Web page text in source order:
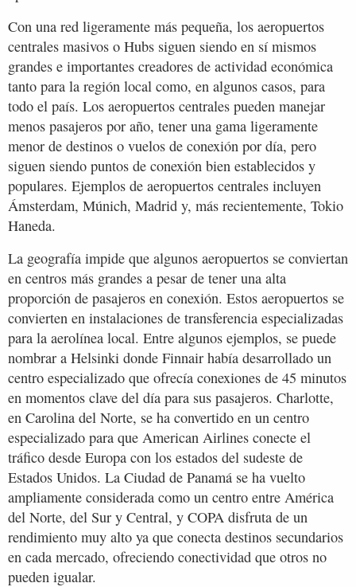
Con una red ligeramente más pequeña, los aeropuertos
centrales masivos o Hubs siguen siendo en sí mismos
grandes e importantes creadores de actividad económica
tanto para la región local como, en algunos casos, para
todo el país. Los aeropuertos centrales pueden manejar
menos pasajeros por año, tener una gama ligeramente
menor de destinos o vuelos de conexión por día, pero
siguen siendo puntos de conexión bien establecidos y
populares. Ejemplos de aeropuertos centrales incluyen
Ámsterdam, Múnich, Madrid y, más recientemente, Tokio
Haneda.
La geografía impide que algunos aeropuertos se conviertan
en centros más grandes a pesar de tener una alta
proporción de pasajeros en conexión. Estos aeropuertos se
convierten en instalaciones de transferencia especializadas
para la aerolínea local. Entre algunos ejemplos, se puede
nombrar a Helsinki donde Finnair había desarrollado un
centro especializado que ofrecía conexiones de 45 minutos
en momentos clave del día para sus pasajeros. Charlotte,
en Carolina del Norte, se ha convertido en un centro
especializado para que American Airlines conecte el
tráfico desde Europa con los estados del sudeste de
Estados Unidos. La Ciudad de Panamá se ha vuelto
ampliamente considerada como un centro entre América
del Norte, del Sur y Central, y COPA disfruta de un
rendimiento muy alto ya que conecta destinos secundarios
en cada mercado, ofreciendo conectividad que otros no
pueden igualar.